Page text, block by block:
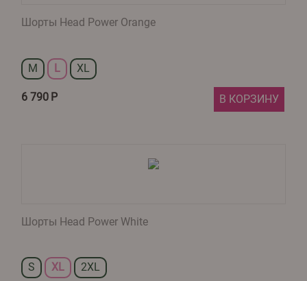
Шорты Head Power Orange
M L XL
6 790 Р В КОРЗИНУ
Шорты Head Power White
S XL 2XL